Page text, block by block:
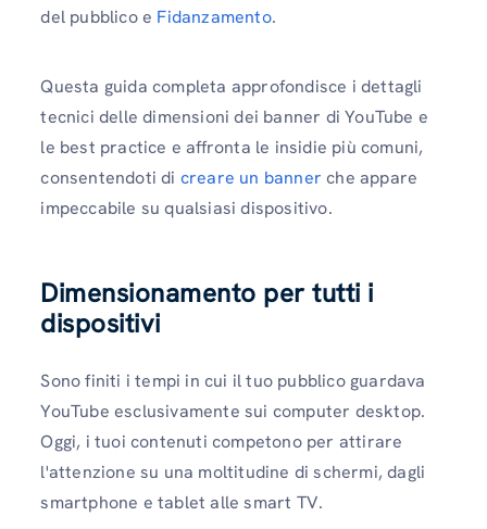
del pubblico e Fidanzamento.
Questa guida completa approfondisce i dettagli
tecnici delle dimensioni dei banner di YouTube e
le best practice e affronta le insidie ​​più comuni,
consentendoti di creare un banner che appare
impeccabile su qualsiasi dispositivo.
Dimensionamento per tutti i
dispositivi
Sono finiti i tempi in cui il tuo pubblico guardava
YouTube esclusivamente sui computer desktop.
Oggi, i tuoi contenuti competono per attirare
l'attenzione su una moltitudine di schermi, dagli
smartphone e tablet alle smart TV.